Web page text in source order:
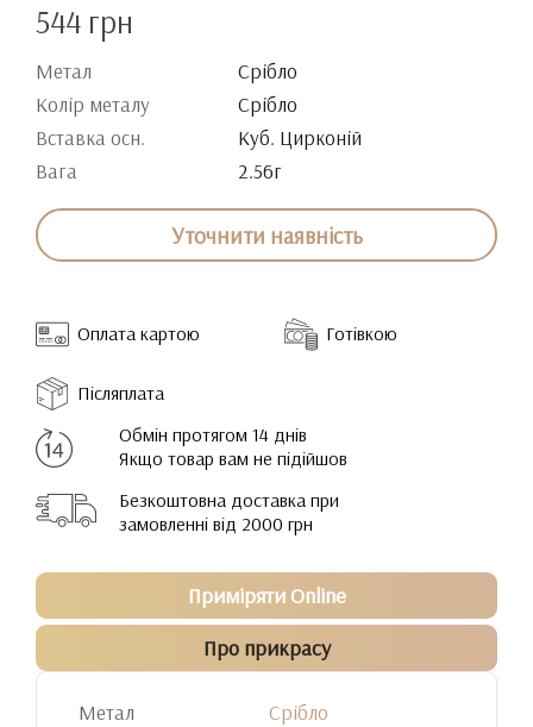
544 грн
Метал
Срібло
Колір металу
Срібло
Вставка осн.
Куб. Цирконій
Вага
2.56г
Уточнити наявність
Оплата картою Готівкою
Післяплата
Обмін протягом 14 днів
Якщо товар вам не підійшов
Безкоштовна доставка при
замовленні від 2000 грн
Приміряти Online
Про прикрасу
Метал
Срібло